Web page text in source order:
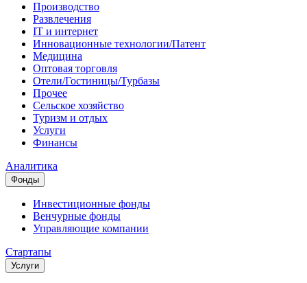
Производство
Развлечения
IT и интернет
Инновационные технологии/Патент
Медицина
Оптовая торговля
Отели/Гостиницы/Турбазы
Прочее
Сельское хозяйство
Туризм и отдых
Услуги
Финансы
Аналитика
Фонды
Инвестиционные фонды
Венчурные фонды
Управляющие компании
Стартапы
Услуги